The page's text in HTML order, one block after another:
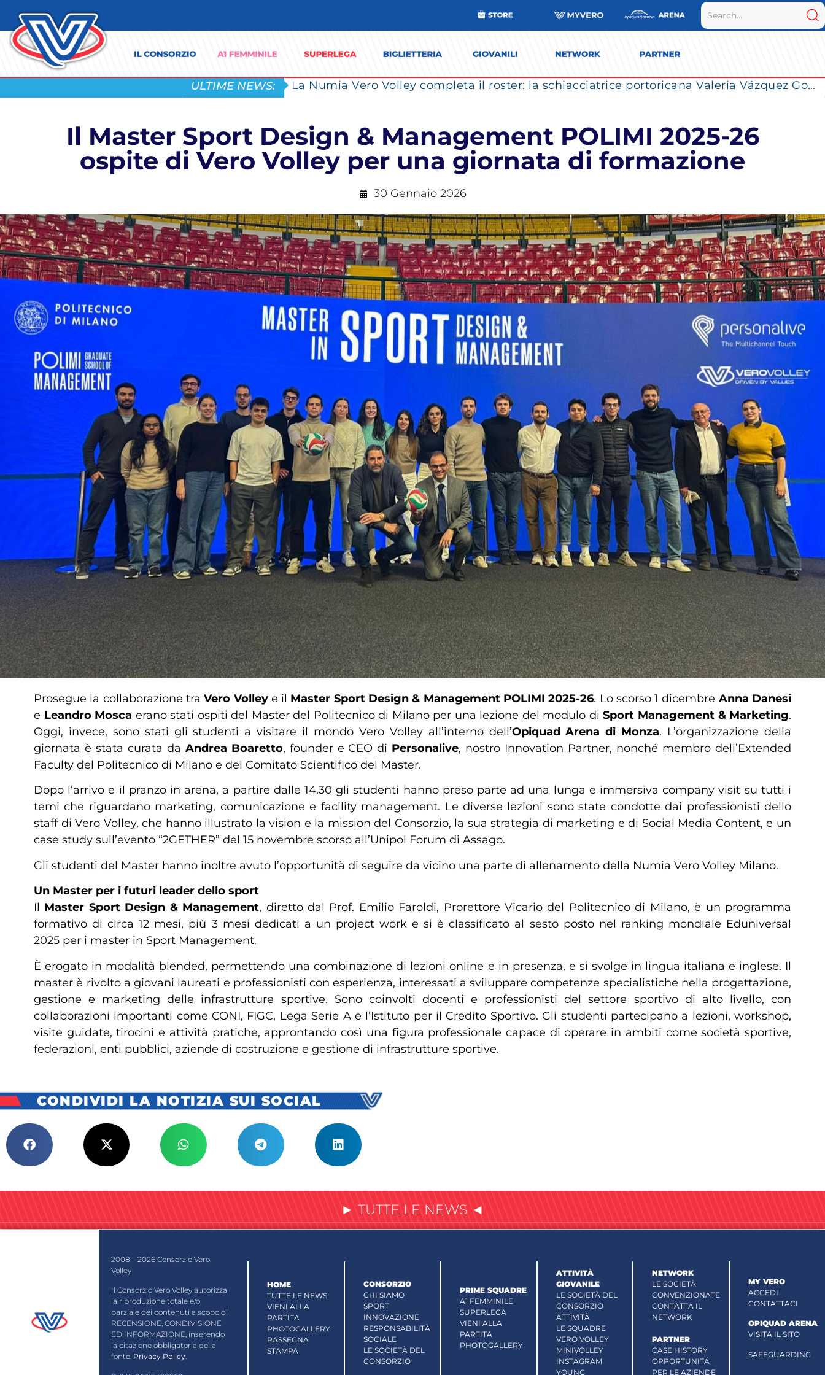
ULTIME NEWS: La Numia Vero Volley completa il roster: la schiacciatrice portoricana Valeria Vázquez Gomez è l’ultimo innesto di Milano per la stagione 2026/2027
Il Master Sport Design & Management POLIMI 2025-26
ospite di Vero Volley per una giornata di formazione
30 Gennaio 2026
Prosegue la collaborazione traVero Volleye il Master Sport Design & Management POLIMI 2025-26. Lo scorso 1 dicembre Anna Danesi
e Leandro Mosca erano stati ospiti del Master del Politecnico di Milano per una lezione del modulo diSport Management & Marketing.
Oggi, invece, sono stati gli studenti a visitare il mondo Vero Volley all’interno dell’Opiquad Arena di Monza. L’organizzazione della
giornata è stata curata da Andrea Boaretto, founder e CEO di Personalive, nostro Innovation Partner, nonché membro dell’Extended
Faculty del Politecnico di Milano e del Comitato Scientifico del Master.
Dopo l’arrivo e il pranzo in arena, a partire dalle 14.30 gli studenti hanno preso parte ad una lunga e immersiva company visit su tutti i
temi che riguardano marketing, comunicazione e facility management. Le diverse lezioni sono state condotte dai professionisti dello
staff di Vero Volley, che hanno illustrato la vision e la mission del Consorzio, la sua strategia di marketing e di Social Media Content, e un
case study sull’evento “2GETHER” del 15 novembre scorso all’Unipol Forum di Assago.
Gli studenti del Master hanno inoltre avuto l’opportunità di seguire da vicino una parte di allenamento della Numia Vero Volley Milano.
Un Master per i futuri leader dello sport
Il Master Sport Design & Management, diretto dal Prof. Emilio Faroldi, Prorettore Vicario del Politecnico di Milano, è un programma
formativo di circa 12 mesi, più 3 mesi dedicati a un project work e si è classificato al sesto posto nel ranking mondiale Eduniversal
2025 per i master in Sport Management.
È erogato in modalità blended, permettendo una combinazione di lezioni online e in presenza, e si svolge in lingua italiana e inglese. Il
master è rivolto a giovani laureati e professionisti con esperienza, interessati a sviluppare competenze specialistiche nella progettazione,
gestione e marketing delle infrastrutture sportive. Sono coinvolti docenti e professionisti del settore sportivo di alto livello, con
collaborazioni importanti come CONI, FIGC, Lega Serie A e l’Istituto per il Credito Sportivo. Gli studenti partecipano a lezioni, workshop,
visite guidate, tirocini e attività pratiche, approntando così una figura professionale capace di operare in ambiti come società sportive,
federazioni, enti pubblici, aziende di costruzione e gestione di infrastrutture sportive.
CONDIVIDI LA NOTIZIA SUI SOCIAL
► TUTTE LE NEWS ◄
2008 – 2026 Consorzio Vero
Volley
Il Consorzio Vero Volley autorizza
la riproduzione totale e/o
parziale dei contenuti a scopo di
RECENSIONE, CONDIVISIONE
ED INFORMAZIONE, inserendo
la citazione obbligatoria della
fonte. Privacy Policy.
HOME
TUTTE LE NEWS
VIENI ALLA
PARTITA
PHOTOGALLERY
RASSEGNA
STAMPA
CONSORZIO
CHI SIAMO
SPORT
INNOVAZIONE
RESPONSABILITÀ
SOCIALE
LE SOCIETÀ DEL
CONSORZIO
PRIME SQUADRE
A1 FEMMINILE
SUPERLEGA
VIENI ALLA
PARTITA
PHOTOGALLERY
ATTIVITÀ
GIOVANILE
LE SOCIETÀ DEL
CONSORZIO
ATTIVITÀ
LE SQUADRE
VERO VOLLEY
MINIVOLLEY
INSTAGRAM
YOUNG
NETWORK
LE SOCIETÀ
CONVENZIONATE
CONTATTA IL
NETWORK
PARTNER
CASE HISTORY
OPPORTUNITÁ
PER LE AZIENDE
MY VERO
ACCEDI
CONTATTACI
OPIQUAD ARENA
VISITA IL SITO
SAFEGUARDING